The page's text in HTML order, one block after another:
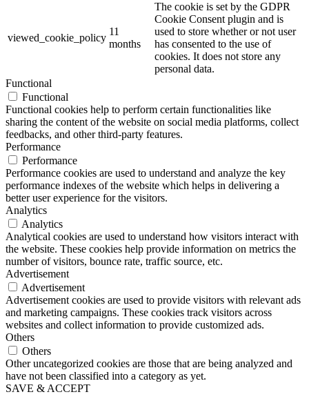
viewed_cookie_policy
11
months
The cookie is set by the GDPR
Cookie Consent plugin and is
used to store whether or not user
has consented to the use of
cookies. It does not store any
personal data.
Functional
Functional
Functional cookies help to perform certain functionalities like
sharing the content of the website on social media platforms, collect
feedbacks, and other third-party features.
Performance
Performance
Performance cookies are used to understand and analyze the key
performance indexes of the website which helps in delivering a
better user experience for the visitors.
Analytics
Analytics
Analytical cookies are used to understand how visitors interact with
the website. These cookies help provide information on metrics the
number of visitors, bounce rate, traffic source, etc.
Advertisement
Advertisement
Advertisement cookies are used to provide visitors with relevant ads
and marketing campaigns. These cookies track visitors across
websites and collect information to provide customized ads.
Others
Others
Other uncategorized cookies are those that are being analyzed and
have not been classified into a category as yet.
SAVE & ACCEPT